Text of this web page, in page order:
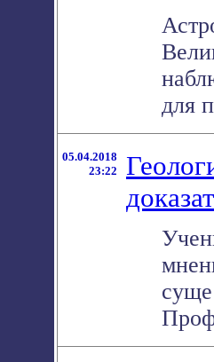
для
05.04.2018
23:22